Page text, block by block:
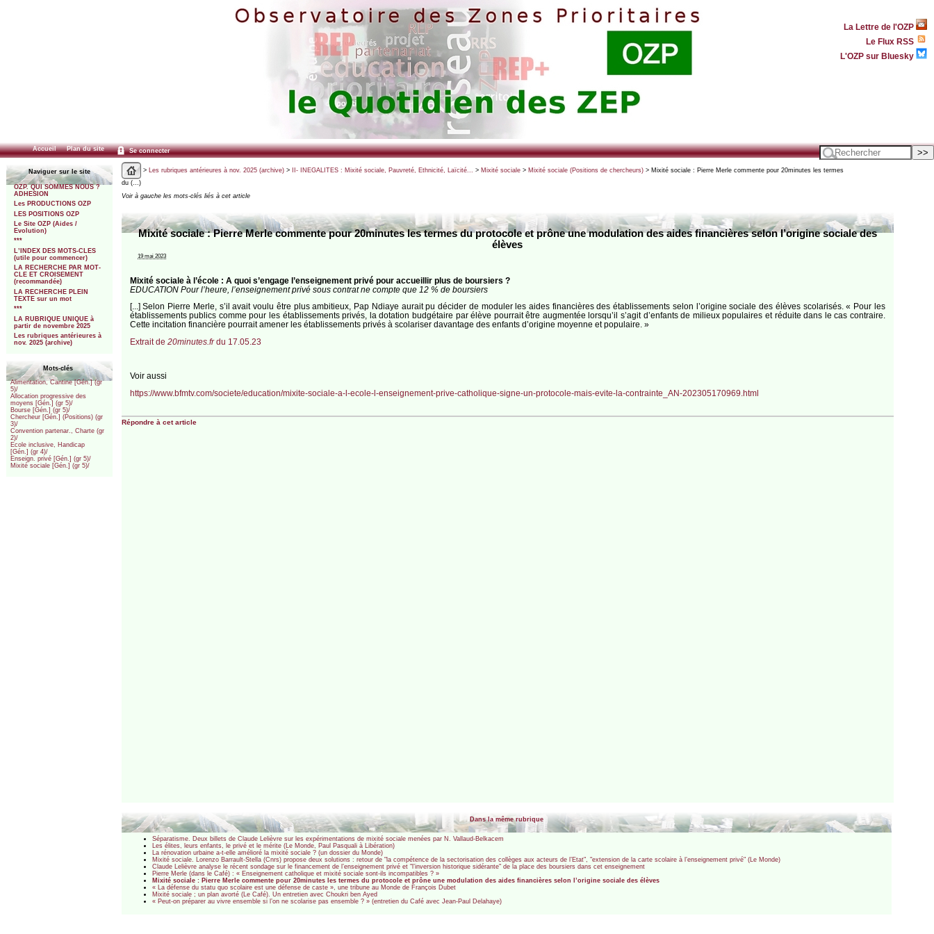
La Lettre de l'OZP
Le Flux RSS
L'OZP sur Bluesky
Accueil Plan du site Se connecter
Naviguer sur le site
OZP. QUI SOMMES NOUS ?
ADHESION
Les PRODUCTIONS OZP
LES POSITIONS OZP
Le Site OZP (Aides /
Evolution)
***
L’INDEX DES MOTS-CLES
(utile pour commencer)
LA RECHERCHE PAR MOT-
CLE ET CROISEMENT
(recommandée)
LA RECHERCHE PLEIN
TEXTE sur un mot
***
LA RUBRIQUE UNIQUE à
partir de novembre 2025
Les rubriques antérieures à
nov. 2025 (archive)
Mots-clés
Alimentation, Cantine [Gén.] (gr
5)/
Allocation progressive des
moyens [Gén.] (gr 5)/
Bourse [Gén.] (gr 5)/
Chercheur [Gén.] (Positions) (gr
3)/
Convention partenar., Charte (gr
2)/
Ecole inclusive, Handicap
[Gén.] (gr 4)/
Enseign. privé [Gén.] (gr 5)/
Mixité sociale [Gén.] (gr 5)/
> Les rubriques antérieures à nov. 2025 (archive)> II- INEGALITES : Mixité sociale, Pauvreté, Ethnicité, Laïcité... > Mixité sociale> Mixité sociale (Positions de chercheurs)> Mixité sociale : Pierre Merle commente pour 20minutes les termes
du (…)
Voir à gauche les mots-clés liés à cet article
Mixité sociale : Pierre Merle commente pour 20minutes les termes du protocole et prône une modulation des aides financières selon l’origine sociale des
élèves
19 mai 2023
Mixité sociale à l’école : A quoi s’engage l’enseignement privé pour accueillir plus de boursiers ?
EDUCATION Pour l’heure, l’enseignement privé sous contrat ne compte que 12 % de boursiers
[...] Selon Pierre Merle, s’il avait voulu être plus ambitieux, Pap Ndiaye aurait pu décider de moduler les aides financières des établissements selon l’origine sociale des élèves scolarisés. « Pour les
établissements publics comme pour les établissements privés, la dotation budgétaire par élève pourrait être augmentée lorsqu’il s’agit d’enfants de milieux populaires et réduite dans le cas contraire.
Cette incitation financière pourrait amener les établissements privés à scolariser davantage des enfants d’origine moyenne et populaire. »
Extrait de 20minutes.frdu 17.05.23
Voir aussi
https://www.bfmtv.com/societe/education/mixite-sociale-a-l-ecole-l-enseignement-prive-catholique-signe-un-protocole-mais-evite-la-contrainte_AN-202305170969.html
Répondre à cet article
Dans la même rubrique
Séparatisme. Deux billets de Claude Lelièvre sur les expérimentations de mixité sociale menées par N. Vallaud-Belkacem
Les élites, leurs enfants, le privé et le mérite (Le Monde, Paul Pasquali à Libération)
La rénovation urbaine a-t-elle amélioré la mixité sociale ? (un dossier du Monde)
Mixité sociale. Lorenzo Barrault-Stella (Cnrs) propose deux solutions : retour de "la compétence de la sectorisation des collèges aux acteurs de l’Etat", "extension de la carte scolaire à l’enseignement privé" (Le Monde)
Claude Lelièvre analyse le récent sondage sur le financement de l’enseignement privé et "l’inversion historique sidérante" de la place des boursiers dans cet enseignement
Pierre Merle (dans le Café) : « Enseignement catholique et mixité sociale sont-ils incompatibles ? »
Mixité sociale : Pierre Merle commente pour 20minutes les termes du protocole et prône une modulation des aides financières selon l’origine sociale des élèves
« La défense du statu quo scolaire est une défense de caste », une tribune au Monde de François Dubet
Mixité sociale ; un plan avorté (Le Café). Un entretien avec Choukri ben Ayed
« Peut-on préparer au vivre ensemble si l’on ne scolarise pas ensemble ? » (entretien du Café avec Jean-Paul Delahaye)